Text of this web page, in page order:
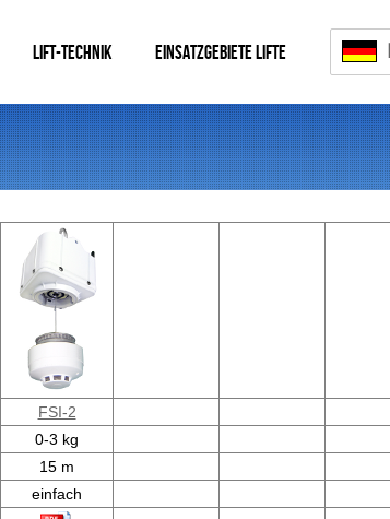
LIFT-TECHNIK EINSATZGEBIETE LIFTE
FSI-2
0-3 kg
15 m
einfach